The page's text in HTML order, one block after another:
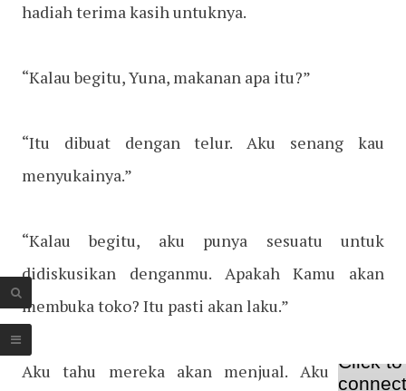
hadiah terima kasih untuknya.
“Kalau begitu, Yuna, makanan apa itu?”
“Itu dibuat dengan telur. Aku senang kau
menyukainya.”
“Kalau begitu, aku punya sesuatu untuk
didiskusikan denganmu. Apakah Kamu akan
membuka toko? Itu pasti akan laku.”
Aku tahu mereka akan menjual. Aku sudah